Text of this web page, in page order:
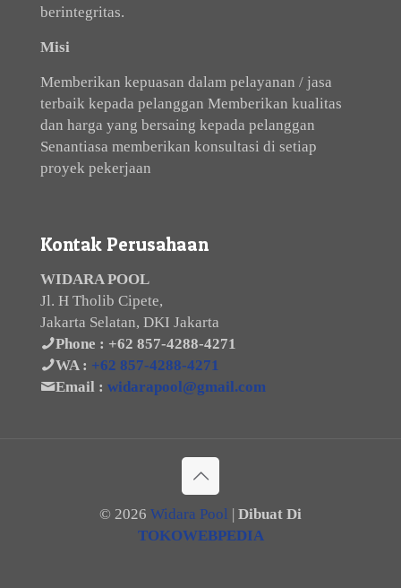
berintegritas.
Misi
Memberikan kepuasan dalam pelayanan / jasa
terbaik kepada pelanggan Memberikan kualitas
dan harga yang bersaing kepada pelanggan
Senantiasa memberikan konsultasi di setiap
proyek pekerjaan
Kontak Perusahaan
WIDARA POOL
Jl. H Tholib Cipete,
Jakarta Selatan, DKI Jakarta
Phone : +62 857-4288-4271
WA : +62 857-4288-4271
Email : widarapool@gmail.com
© 2026 Widara Pool | Dibuat Di
TOKOWEBPEDIA